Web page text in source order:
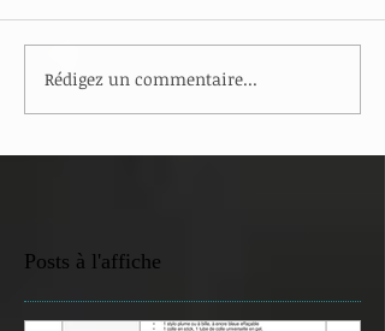
Rédigez un commentaire...
Posts à l'affiche